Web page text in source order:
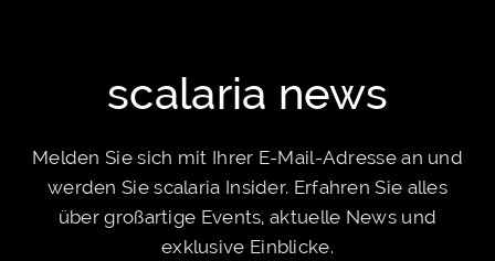
scalaria news
Melden Sie sich mit Ihrer E-Mail-Adresse an und
werden Sie scalaria Insider. Erfahren Sie alles
über großartige Events, aktuelle News und
exklusive Einblicke.